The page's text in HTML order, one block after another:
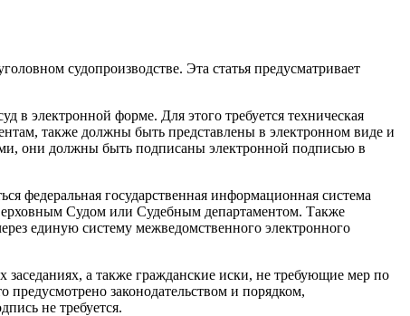
судопроизводстве. Эта статья предусматривает
в электронной форме. Для этого требуется техническая
также должны быть представлены в электронном виде и
они должны быть подписаны электронной подписью в
федеральная государственная информационная система
Судом или Судебным департаментом. Также
единую систему межведомственного электронного
а также гражданские иски, не требующие мер по
законодательством и порядком,
не требуется.